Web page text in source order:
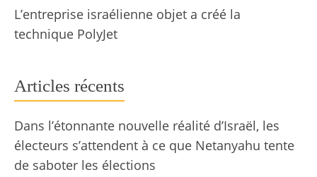
L’entreprise israélienne objet a créé la
technique PolyJet
Articles récents
Dans l’étonnante nouvelle réalité d’Israël, les
électeurs s’attendent à ce que Netanyahu tente
de saboter les élections